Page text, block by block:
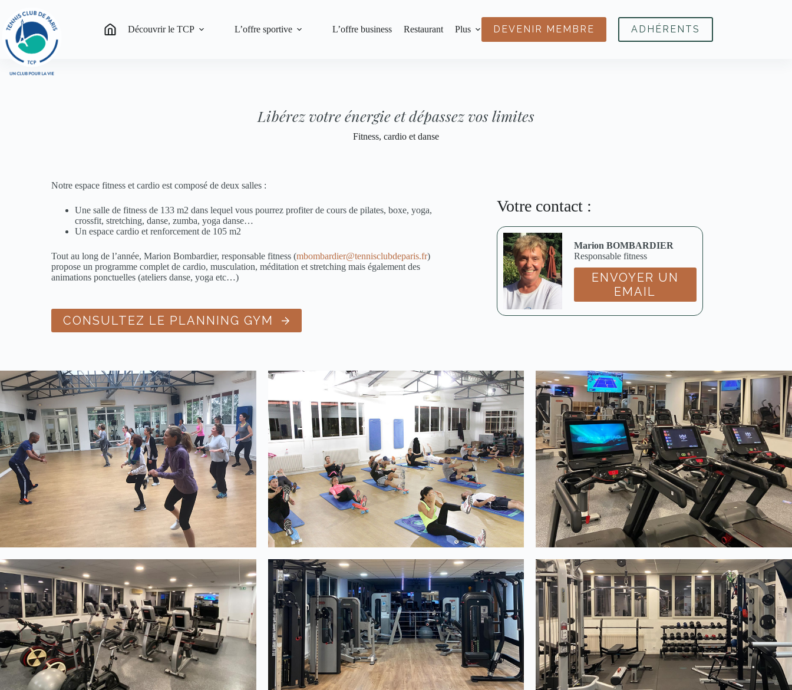
contenu
Découvrir le TCP L’offre sportive L’offre business Restaurant Plus DEVENIR MEMBRE ADHÉRENTS
Libérez votre énergie et dépassez vos limites
Fitness, cardio et danse
Notre espace fitness et cardio est composé de deux salles :
Une salle de fitness de 133 m2 dans lequel vous pourrez profiter de cours de pilates, boxe, yoga,
crossfit, stretching, danse, zumba, yoga danse…
Un espace cardio et renforcement de 105 m2
Tout au long de l’année, Marion Bombardier, responsable fitness (mbombardier@tennisclubdeparis.fr)
propose un programme complet de cardio, musculation, méditation et stretching mais également des
animations ponctuelles (ateliers danse, yoga etc…)
CONSULTEZ LE PLANNING GYM
Votre contact :
Marion BOMBARDIER
Responsable fitness
ENVOYER UN
EMAIL